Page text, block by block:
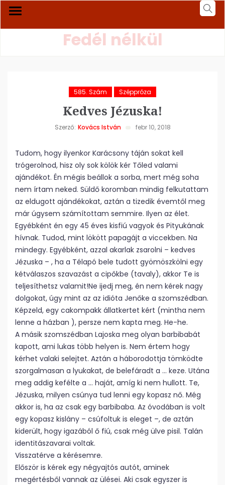
Fedél nélkül
585. Szám Széppróza
Kedves Jézuska!
Szerző: Kovács István febr 10, 2018
Tudom, hogy ilyenkor Karácsony táján sokat kell
trógerolnod, hisz oly sok kölök kér Tőled valami
ajándékot. Én mégis beállok a sorba, mert még soha
nem írtam neked. Süldő koromban mindig felkutattam
az eldugott ajándékokat, aztán a tizedik évemtől meg
már úgysem számítottam semmire. Ilyen az élet.
Egyébként én egy 45 éves kisfiú vagyok és Pityukának
hívnak. Tudod, mint lökött papagájt a viccekben. Na
mindegy. Egyébként, azzal akarlak zsarolni – kedves
Jézuska – , ha a Télapó bele tudott gyömöszkölni egy
kétválaszos szavazást a cipőkbe (tavaly), akkor Te is
teljesíthetsz valamit!Ne ijedj meg, én nem kérek nagy
dolgokat, úgy mint az az idióta Jenőke a szomszédban.
Képzeld, egy cakompakk állatkertet kért (mintha nem
lenne a házban ), persze nem kapta meg. He-he.
A másik szomszédban Lajoska meg olyan barbibabát
kapott, ami lukas több helyen is. Nem értem hogy
kérhet valaki selejtet. Aztán a háborodottja tömködte
szorgalmasan a lyukakat, de belefáradt a … keze. Utána
meg addig kefélte a … haját, amíg ki nem hullott. Te,
Jézuska, milyen csúnya tud lenni egy kopasz nő. Még
akkor is, ha az csak egy barbibaba. Az óvodában is volt
egy kopasz kislány – csúfoltuk is eleget –, de aztán
kiderült, hogy igazából ő fiú, csak még ülve pisil. Talán
identitászavarai voltak.
Visszatérve a kérésemre.
Először is kérek egy négyajtós autót, aminek
megértésből vannak az ülései. Aki csak egyszer is